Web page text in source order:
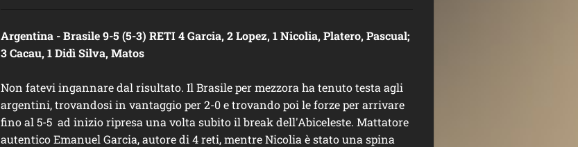
Argentina - Brasile 9-5 (5-3) RETI 4 Garcia, 2 Lopez, 1 Nicolia, Platero, Pascual;
3 Cacau, 1 Didì Silva, Matos
Non fatevi ingannare dal risultato. Il Brasile per mezzora ha tenuto testa agli
argentini, trovandosi in vantaggio per 2-0 e trovando poi le forze per arrivare
fino al 5-5 ad inizio ripresa una volta subito il break dell'Abiceleste. Mattatore
autentico Emanuel Garcia, autore di 4 reti, mentre Nicolia è stato una spina